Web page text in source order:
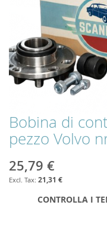
Skip
to
the
of
the
Bobina di
pezzo Volvo
25,79 €
21,31 €
CONTROLLA I